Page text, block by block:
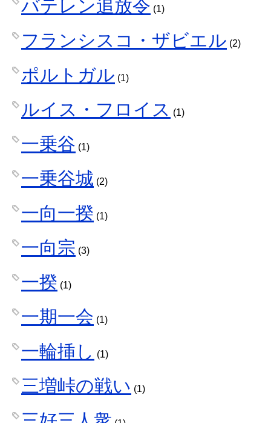
バテレン追放令 (1)
フランシスコ・ザビエル (2)
ポルトガル (1)
ルイス・フロイス (1)
一乗谷 (1)
一乗谷城 (2)
一向一揆 (1)
一向宗 (3)
一揆 (1)
一期一会 (1)
一輪挿し (1)
三増峠の戦い (1)